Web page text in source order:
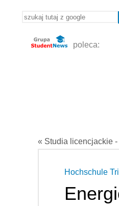
poleca:
« Studia licencjackie
Hochschule